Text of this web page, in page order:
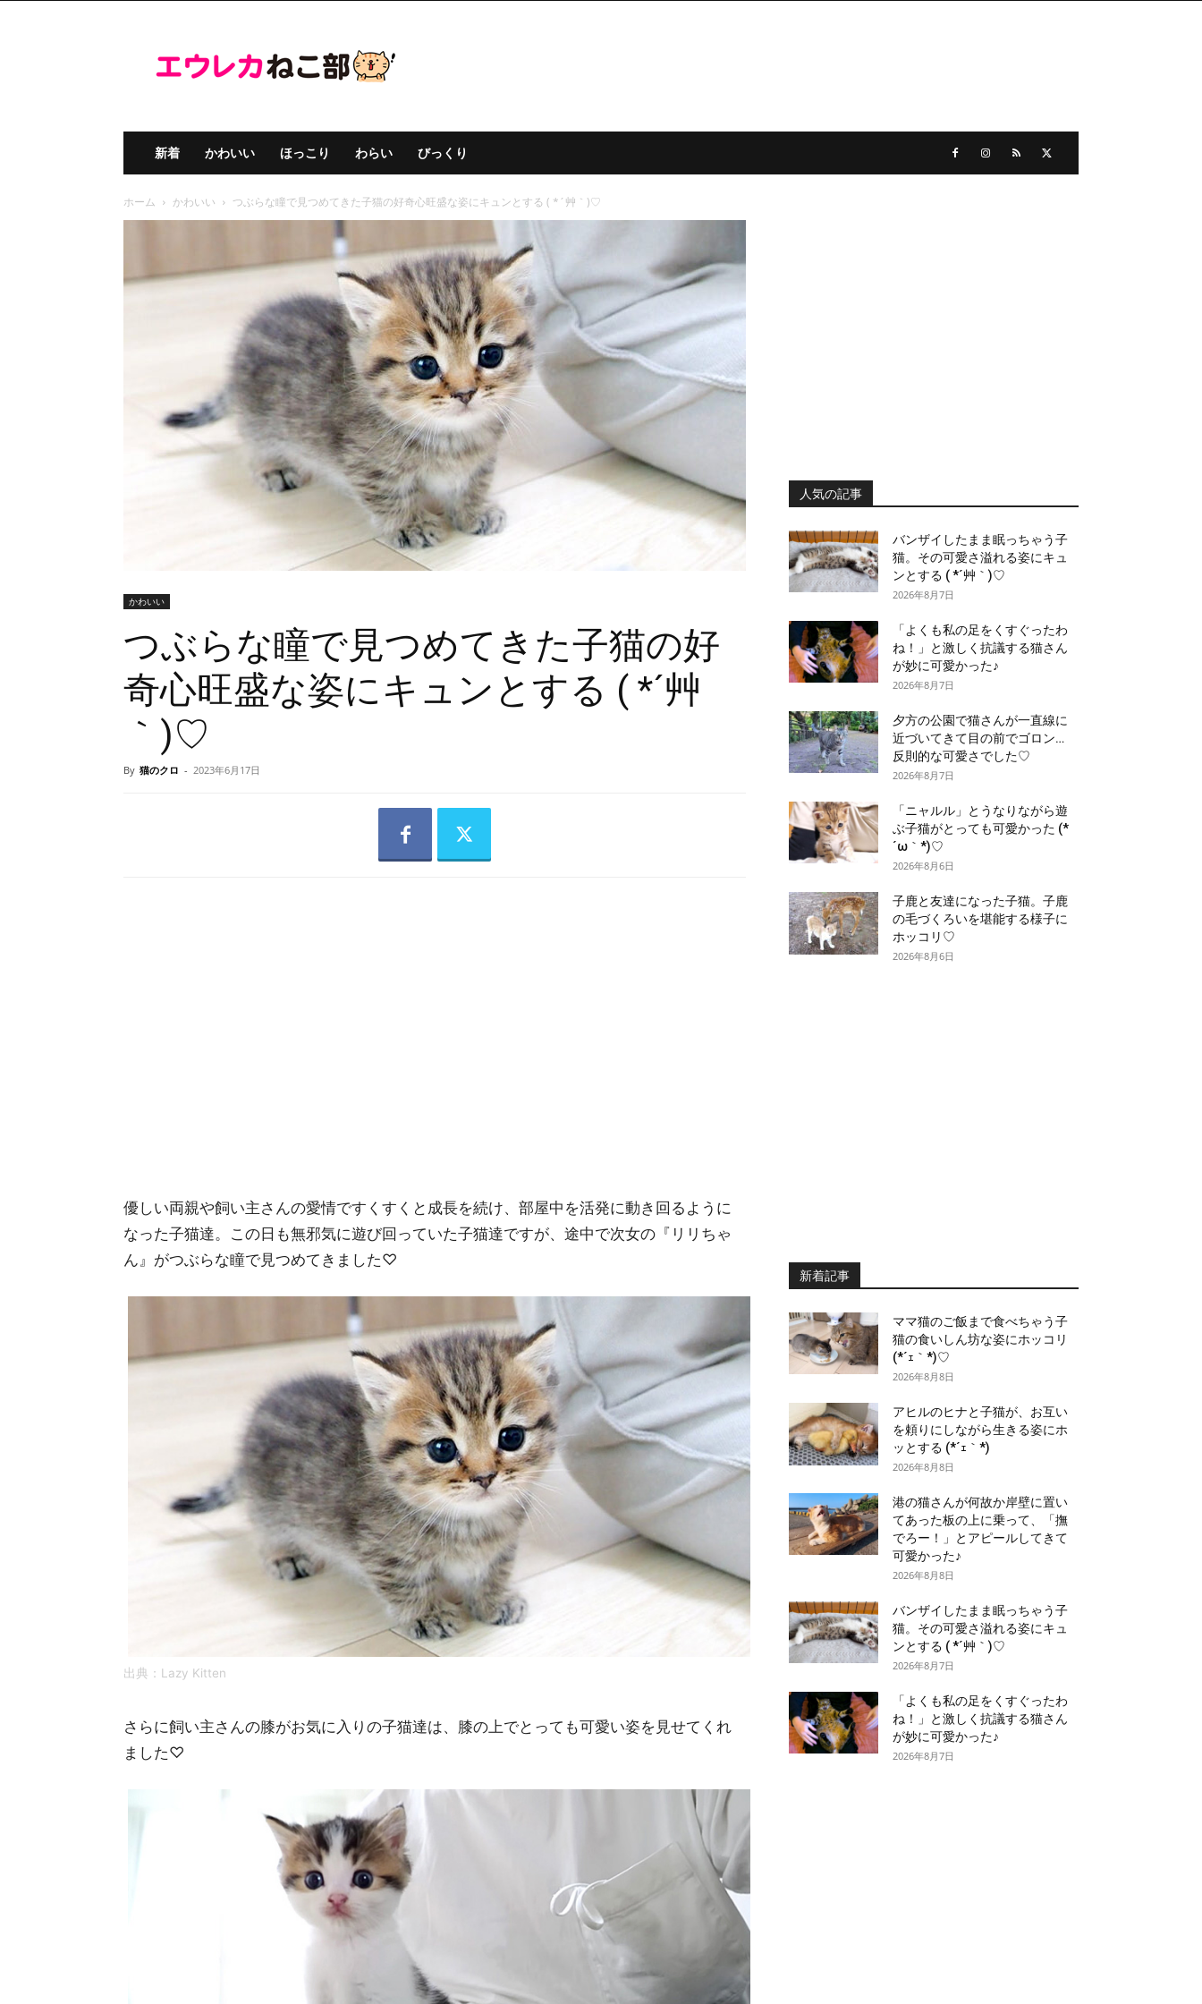
ウ
レ
こ
部
新着 かわいい ほっこり わらい びっくり
ホーム かわいい つぶらな瞳で見つめてきた子猫の好奇心旺盛な姿にキュンとする ( *´艸｀)♡
かわいい
つぶらな瞳で見つめてきた子猫の好
奇心旺盛な姿にキュンとする ( *´艸
｀)♡
By 猫のクロ - 2023年6月17日
優しい両親や飼い主さんの愛情ですくすくと成長を続け、部屋中を活発に動き回るように
なった子猫達。この日も無邪気に遊び回っていた子猫達ですが、途中で次女の『リリちゃ
ん』がつぶらな瞳で見つめてきました♡
出典： Lazy Kitten
さらに飼い主さんの膝がお気に入りの子猫達は、膝の上でとっても可愛い姿を見せてくれ
ました♡
人気の記事
バンザイしたまま眠っちゃう子
猫。その可愛さ溢れる姿にキュ
ンとする ( *´艸｀)♡
2026年8月7日
「よくも私の足をくすぐったわ
ね！」と激しく抗議する猫さん
が妙に可愛かった♪
2026年8月7日
夕方の公園で猫さんが一直線に
近づいてきて目の前でゴロン…
反則的な可愛さでした♡
2026年8月7日
「ニャルル」とうなりながら遊
ぶ子猫がとっても可愛かった (*
´ω｀*)♡
2026年8月6日
子鹿と友達になった子猫。子鹿
の毛づくろいを堪能する様子に
ホッコリ♡
2026年8月6日
新着記事
ママ猫のご飯まで食べちゃう子
猫の食いしん坊な姿にホッコリ
(*´ｪ｀*)♡
2026年8月8日
アヒルのヒナと子猫が、お互い
を頼りにしながら生きる姿にホ
ッとする (*´ｪ｀*)
2026年8月8日
港の猫さんが何故か岸壁に置い
てあった板の上に乗って、「撫
でろー！」とアピールしてきて
可愛かった♪
2026年8月8日
バンザイしたまま眠っちゃう子
猫。その可愛さ溢れる姿にキュ
ンとする ( *´艸｀)♡
2026年8月7日
「よくも私の足をくすぐったわ
ね！」と激しく抗議する猫さん
が妙に可愛かった♪
2026年8月7日